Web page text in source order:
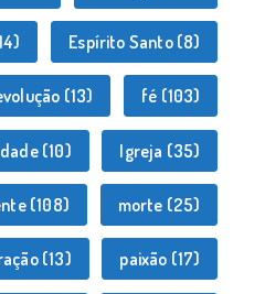
Espírito Santo(8)
(13) fé (103)
(10) Igreja (35)
(108) morte (25)
(13) paixão (17)